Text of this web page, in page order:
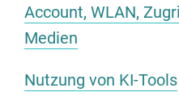
Account, WLAN,
Medien
Nutzung von KI-Tools